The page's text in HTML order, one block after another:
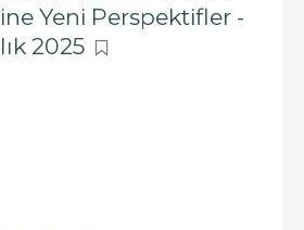
Yeni Perspektifler -
2025